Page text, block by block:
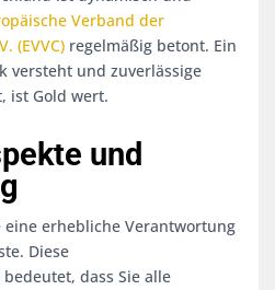
Verband der
(EVVC) regelmäßig betont. Ein
versteht und zuverlässige
ist Gold wert.
und
eine erhebliche Verantwortung
Diese
dass Sie alle